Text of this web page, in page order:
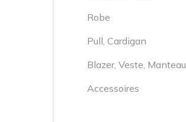
Robe
Pull, Cardigan
Blazer, Veste, Manteau
Accessoires